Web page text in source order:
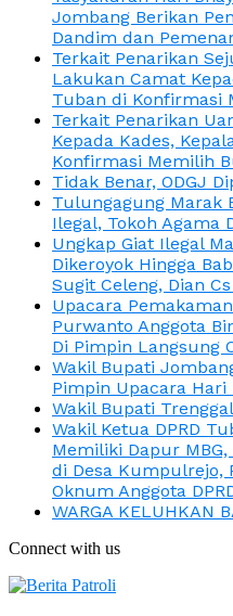
Jombang Berikan
Dandim dan
Terkait Penarikan
Lakukan Camat
Tuban di Konfirmasi
Terkait Penarikan
Kepada Kades,
Konfirmasi Memilih
Tidak Benar, ODGJ
Tulungagung Marak
Ilegal, Tokoh Agama
Ungkap Giat Ilegal
Dikeroyok Hingga
Sugit Celeng, Dian
Upacara
Purwanto Anggota
Di Pimpin Langsung
Wakil Bupati
Pimpin Upacara Hari
Wakil Bupati
Wakil Ketua DPRD
Memiliki Dapur
di Desa Kumpulrejo,
Oknum Anggota
WARGA KELUHKAN
Connect with us